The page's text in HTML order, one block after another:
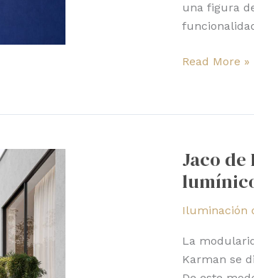
una figura
Read More »
Jaco
Iluminación
La
Karman se
Karman,
versátil
lumínico
modular